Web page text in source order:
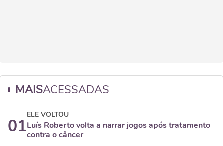
MAISACESSADAS
01
ELE VOLTOU
Luís Roberto volta a narrar jogos após tratamento
contra o câncer